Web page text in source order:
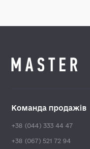
Команда продажів
+38 (044) 333 44 47
+38 (067) 521 72 94